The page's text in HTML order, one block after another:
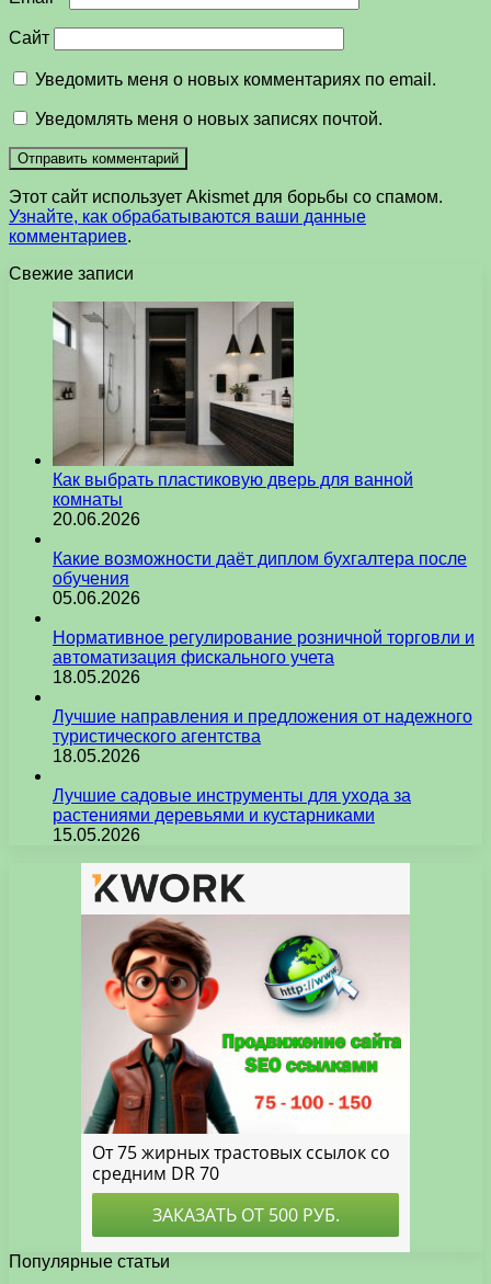
Сайт
Уведомить меня о новых комментариях по email.
Уведомлять меня о новых записях почтой.
Этот сайт использует Akismet для борьбы со спамом.
Узнайте, как обрабатываются ваши данные
комментариев.
Свежие записи
Как выбрать пластиковую дверь для ванной
комнаты
20.06.2026
Какие возможности даёт диплом бухгалтера после
обучения
05.06.2026
Нормативное регулирование розничной торговли и
автоматизация фискального учета
18.05.2026
Лучшие направления и предложения от надежного
туристического агентства
18.05.2026
Лучшие садовые инструменты для ухода за
растениями деревьями и кустарниками
15.05.2026
Популярные статьи